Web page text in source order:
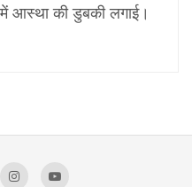
आस्था की डुबकी लगाई।